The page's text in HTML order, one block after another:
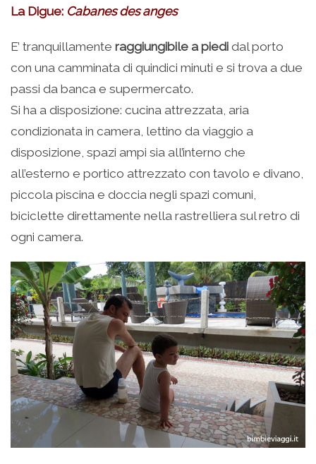
La Digue: Cabanes des anges
E’ tranquillamente raggiungibile a piedi dal porto
con una camminata di quindici minuti e si trova a due
passi da banca e supermercato.
Si ha a disposizione: cucina attrezzata, aria
condizionata in camera, lettino da viaggio a
disposizione, spazi ampi sia all’interno che
all’esterno e portico attrezzato con tavolo e divano,
piccola piscina e doccia negli spazi comuni,
biciclette direttamente nella rastrelliera sul retro di
ogni camera.